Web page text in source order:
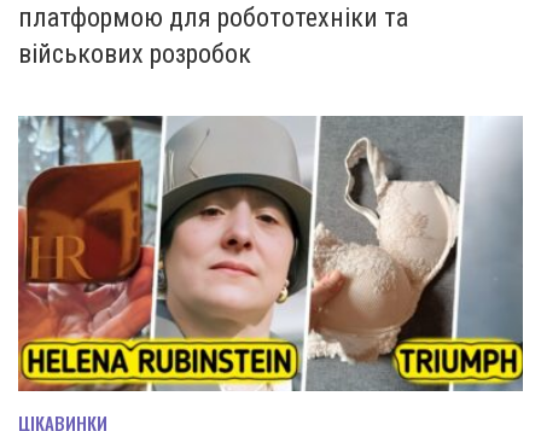
платформою для робототехніки та
військових розробок
ЦІКАВИНКИ